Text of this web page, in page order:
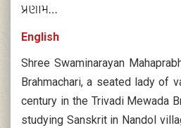
પ્રણામ…
English
Shree Swaminarayan
Brahmachari, a seated lady of
century in the Trivadi Mewada
studying Sanskrit in Nandol